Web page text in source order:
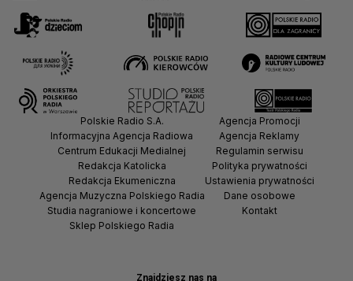
Znajdziesz nas na
Polskie Radio S.A.
Informacyjna Agencja Radiowa
Centrum Edukacji Medialnej
Redakcja Katolicka
Redakcja Ekumeniczna
Agencja Muzyczna Polskiego Radia
Studia nagraniowe i koncertowe
Sklep Polskiego Radia
Agencja Promocji
Agencja Reklamy
Regulamin serwisu
Polityka prywatności
Ustawienia prywatności
Dane osobowe
Kontakt